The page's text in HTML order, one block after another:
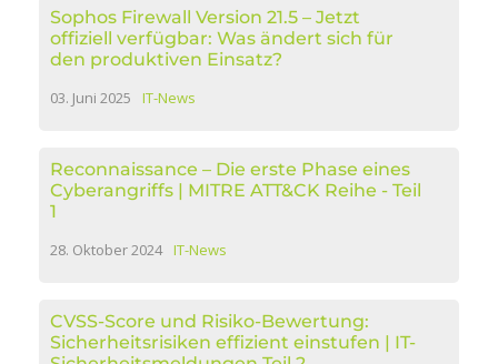
Sophos Firewall Version 21.5 – Jetzt
offiziell verfügbar: Was ändert sich für
den produktiven Einsatz?
03. Juni 2025 IT-News
Reconnaissance – Die erste Phase eines
Cyberangriffs | MITRE ATT&CK Reihe - Teil
1
28. Oktober 2024 IT-News
CVSS-Score und Risiko-Bewertung:
Sicherheitsrisiken effizient einstufen | IT-